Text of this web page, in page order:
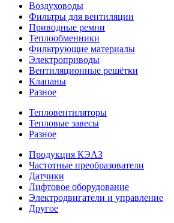
Воздуховоды
Фильтры для вентиляции
Приводные ремни
Теплообменники
Фильтрующие материалы
Электроприводы
Вентиляционные решётки
Клапаны
Разное
Тепловентиляторы
Тепловые завесы
Разное
Продукция КЭАЗ
Частотные преобразователи
Датчики
Лифтовое оборудование
Электродвигатели и управление
Другое